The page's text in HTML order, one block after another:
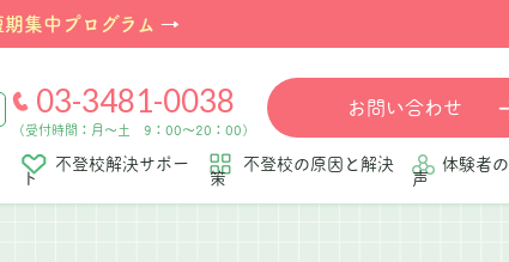
期集中プログラム →
03-3481-0038
（受付時間：月～土 9：00～20：00）
お問い合わせ
不登校解決サポー
ト
不登校の原因と解決
策
体験者の
声